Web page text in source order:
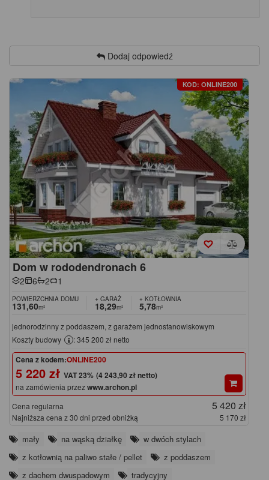
Dodaj odpowiedź
KOD: ONLINE200
Dom w rododendronach 6
2 6 2 1
POWIERZCHNIA DOMU
131,60m²
+ GARAŻ
18,29m²
+ KOTŁOWNIA
5,78m²
jednorodzinny z poddaszem, z garażem jednostanowiskowym
Koszty budowy
: 345 200 zł netto
Cena z kodem:ONLINE200
5 220 zł (4 243,90 zł netto)
na zamówienia przezwww.archon.pl
Cena regularna 5 420 zł
Najniższa cena z 30 dni przed obniżką 5 170 zł
mały na wąską działkę
w dwóch stylach
z kotłownią na paliwo stałe / pellet
z poddaszem
z dachem dwuspadowym
tradycyjny